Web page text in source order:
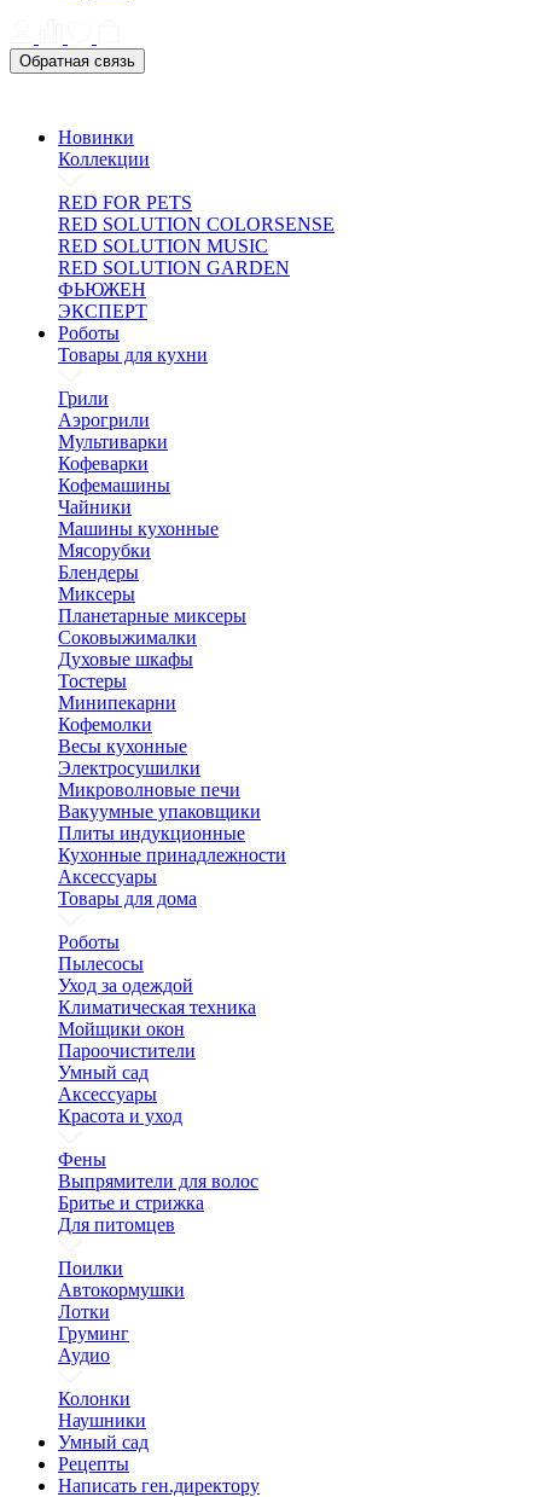
Обратная связь
Новинки
Коллекции
RED FOR PETS
RED SOLUTION COLORSENSE
RED SOLUTION MUSIC
RED SOLUTION GARDEN
ФЬЮЖЕН
ЭКСПЕРТ
Роботы
Товары для кухни
Грили
Аэрогрили
Мультиварки
Кофеварки
Кофемашины
Чайники
Машины кухонные
Мясорубки
Блендеры
Миксеры
Планетарные миксеры
Соковыжималки
Духовые шкафы
Тостеры
Минипекарни
Кофемолки
Весы кухонные
Электросушилки
Микроволновые печи
Вакуумные упаковщики
Плиты индукционные
Кухонные принадлежности
Аксессуары
Товары для дома
Роботы
Пылесосы
Уход за одеждой
Климатическая техника
Мойщики окон
Пароочистители
Умный сад
Аксессуары
Красота и уход
Фены
Выпрямители для волос
Бритье и стрижка
Для питомцев
Поилки
Автокормушки
Лотки
Груминг
Аудио
Колонки
Наушники
Умный сад
Рецепты
Написать ген.директору